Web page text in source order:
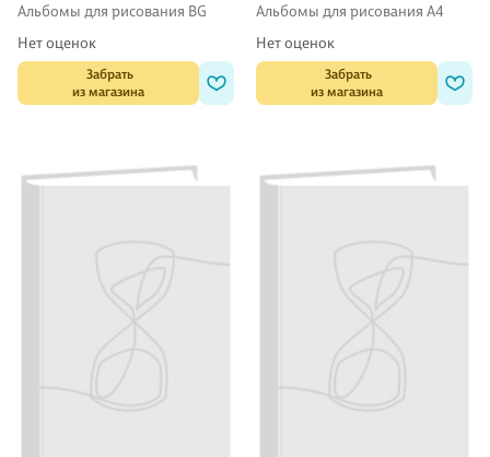
Альбомы для рисования BG
Нет оценок
Забрать
из магазина
Альбомы для рисования А4
Нет оценок
Забрать
из магазина